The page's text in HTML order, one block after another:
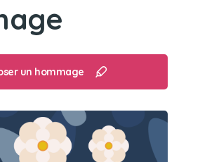
sur mes genoux uniquement
un hommage